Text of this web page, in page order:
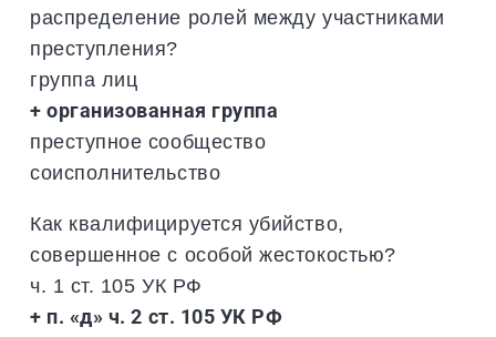
распределение ролей между участниками
преступления?
группа лиц
+ организованная группа
преступное сообщество
соисполнительство
Как квалифицируется убийство,
совершенное с особой жестокостью?
ч. 1 ст. 105 УК РФ
+ п. «д» ч. 2 ст. 105 УК РФ